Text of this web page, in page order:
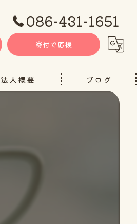
086-431-1651
寄付で応援
法人概要 ブログ